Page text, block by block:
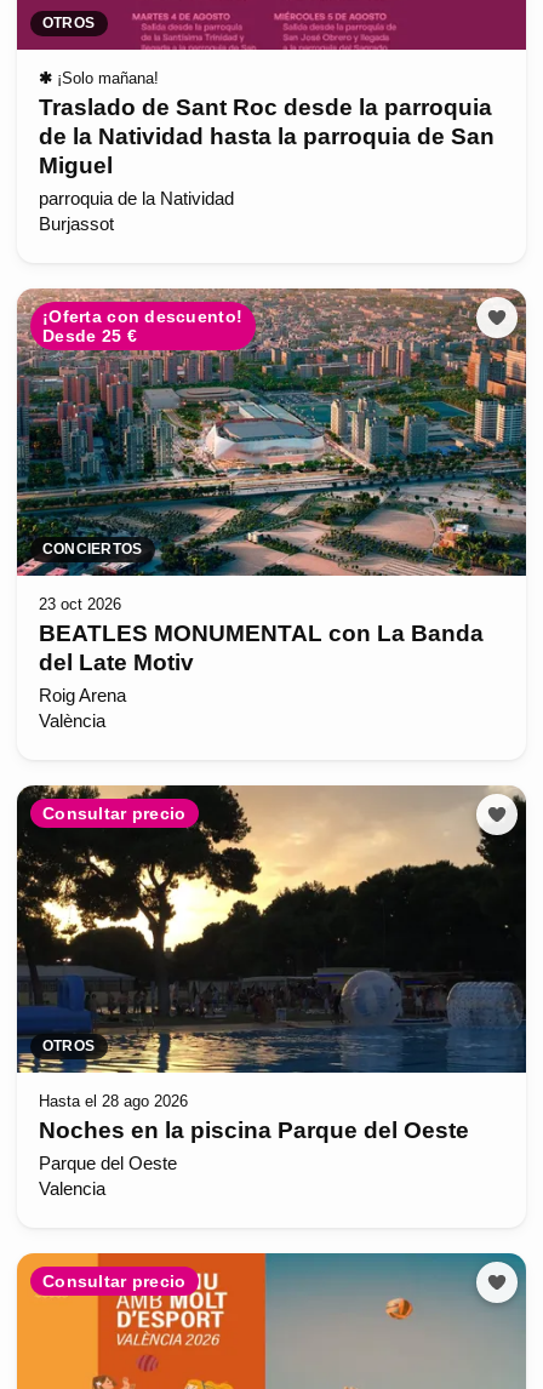
OTROS
✱ ¡Solo mañana!
Traslado de Sant Roc desde la parroquia
de la Natividad hasta la parroquia de San
Miguel
parroquia de la Natividad
Burjassot
¡Oferta con descuento!
Desde 25 €
CONCIERTOS
23 oct 2026
BEATLES MONUMENTAL con La Banda
del Late Motiv
Roig Arena
València
Consultar precio
OTROS
Hasta el 28 ago 2026
Noches en la piscina Parque del Oeste
Parque del Oeste
Valencia
Consultar precio